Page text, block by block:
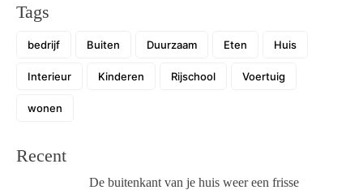
Tags
bedrijf Buiten Duurzaam Eten Huis
Interieur Kinderen Rijschool Voertuig
wonen
Recent
De buitenkant van je huis weer een frisse